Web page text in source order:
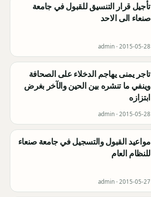
تأجيل قرار التنسيق للقبول في جامعة
صنعاء الى الاحد
admin · 2015-05-28
تاجر يمنى يهاجم الدخلاء على الصحافة
وينفي ما تنشره بين الحين والآخر بغرض
ابتزازه
admin · 2015-05-28
مواعيد القبول والتسجيل في جامعة صنعاء
للنظام العام
admin · 2015-05-27